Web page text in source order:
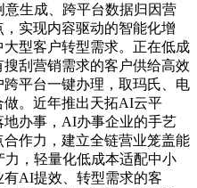
生成、跨平台数据归因营
实现内容驱动的智能化增
型客户转型需求。正在低成
刮营销需求的客户供给高效
平台一键办理，取玛氏、电
。近年推出天拓AI云平
办事，AI办事企业的手艺
作力，建立全链营业笼盖能
，轻量化低成本适配中小
AI提效、转型需求的客